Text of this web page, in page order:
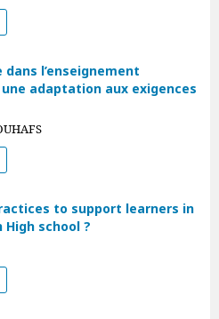
dans l’enseignement
adaptation aux exigences
to support learners in
school ?